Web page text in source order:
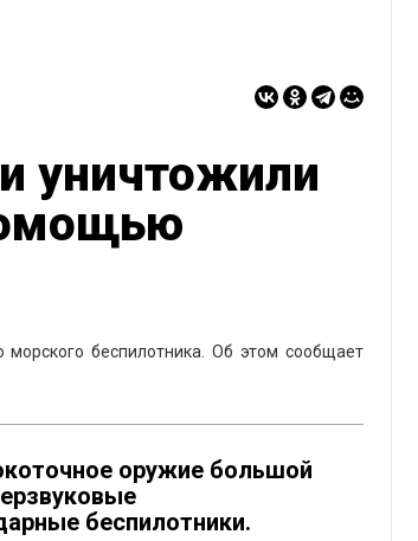
уничтожили
беспилотника. Об этом сообщает
оружие большой
беспилотники.